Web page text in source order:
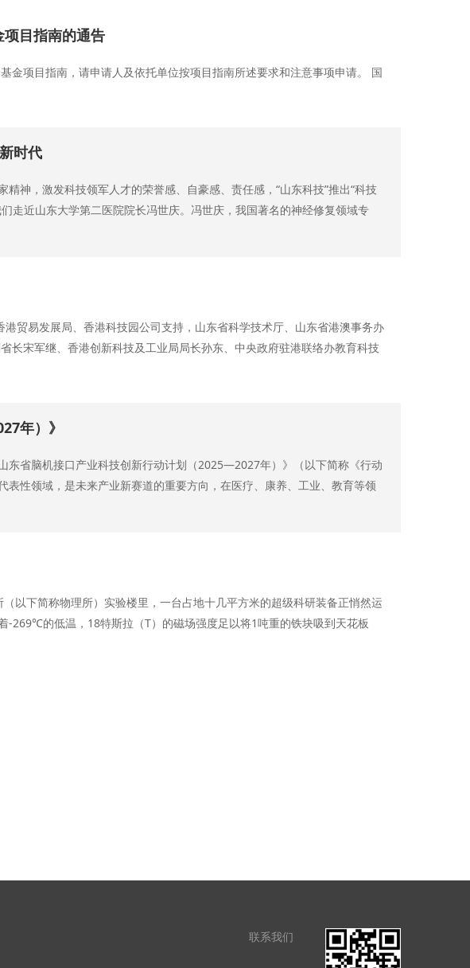
目指南的通告
金项目指南，请申请人及依托单位按项目指南所述要求和注意事项申请。 国
时代
神，激发科技领军人才的荣誉感、自豪感、责任感，“山东科技”推出“科技
走近山东大学第二医院院长冯世庆。冯世庆，我国著名的神经修复领域专
贸易发展局、香港科技园公司支持，山东省科学技术厅、山东省港澳事务办
长宋军继、香港创新科技及工业局局长孙东、中央政府驻港联络办教育科技
年）》
省脑机接口产业科技创新行动计划（2025—2027年）》（以下简称《行动
性领域，是未来产业新赛道的重要方向，在医疗、康养、工业、教育等领
下简称物理所）实验楼里，一台占地十几平方米的超级科研装备正悄然运
的低温，18特斯拉（T）的磁场强度足以将1吨重的铁块吸到天花板
联系我们